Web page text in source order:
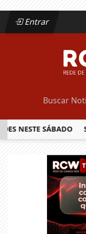
Entrar
SÁBADO